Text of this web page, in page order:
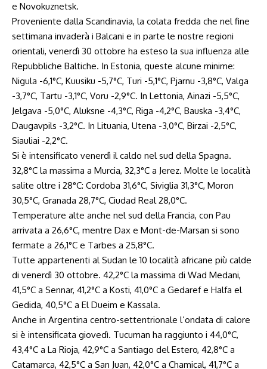
e Novokuznetsk.
Proveniente dalla Scandinavia, la colata fredda che nel fine
settimana invaderà i Balcani e in parte le nostre regioni
orientali, venerdì 30 ottobre ha esteso la sua influenza alle
Repubbliche Baltiche. In Estonia, queste alcune minime:
Nigula -6,1°C, Kuusiku -5,7°C, Turi -5,1°C, Pjarnu -3,8°C, Valga
-3,7°C, Tartu -3,1°C, Voru -2,9°C. In Lettonia, Ainazi -5,5°C,
Jelgava -5,0°C, Aluksne -4,3°C, Riga -4,2°C, Bauska -3,4°C,
Daugavpils -3,2°C. In Lituania, Utena -3,0°C, Birzai -2,5°C,
Siauliai -2,2°C.
Si è intensificato venerdì il caldo nel sud della Spagna.
32,8°C la massima a Murcia, 32,3°C a Jerez. Molte le località
salite oltre i 28°C: Cordoba 31,6°C, Siviglia 31,3°C, Moron
30,5°C, Granada 28,7°C, Ciudad Real 28,0°C.
Temperature alte anche nel sud della Francia, con Pau
arrivata a 26,6°C, mentre Dax e Mont-de-Marsan si sono
fermate a 26,1°C e Tarbes a 25,8°C.
Tutte appartenenti al Sudan le 10 località africane più calde
di venerdì 30 ottobre. 42,2°C la massima di Wad Medani,
41,5°C a Sennar, 41,2°C a Kosti, 41,0°C a Gedaref e Halfa el
Gedida, 40,5°C a El Dueim e Kassala.
Anche in Argentina centro-settentrionale l’ondata di calore
si è intensificata giovedì. Tucuman ha raggiunto i 44,0°C,
43,4°C a La Rioja, 42,9°C a Santiago del Estero, 42,8°C a
Catamarca, 42,5°C a San Juan, 42,0°C a Chamical, 41,7°C a